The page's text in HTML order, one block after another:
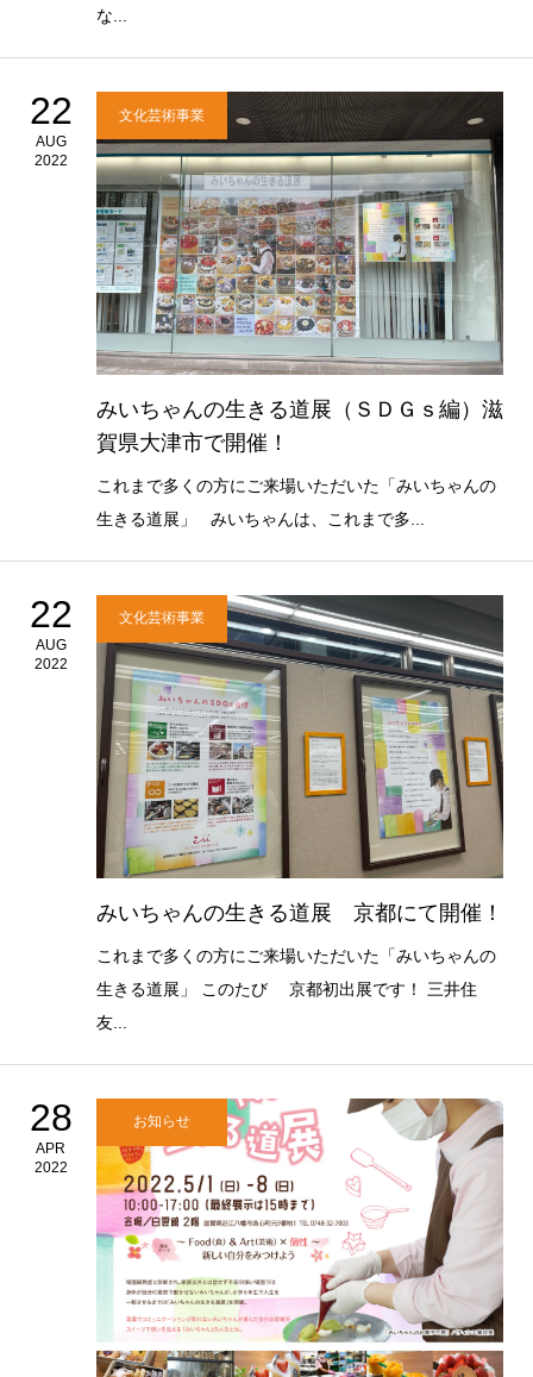
な...
22
AUG
2022
文化芸術事業
みいちゃんの生きる道展（ＳＤＧｓ編）滋
賀県大津市で開催！
これまで多くの方にご来場いただいた「みいちゃんの
生きる道展」 みいちゃんは、これまで多...
22
AUG
2022
文化芸術事業
みいちゃんの生きる道展 京都にて開催！
これまで多くの方にご来場いただいた「みいちゃんの
生きる道展」 このたび 京都初出展です！ 三井住
友...
28
APR
2022
お知らせ